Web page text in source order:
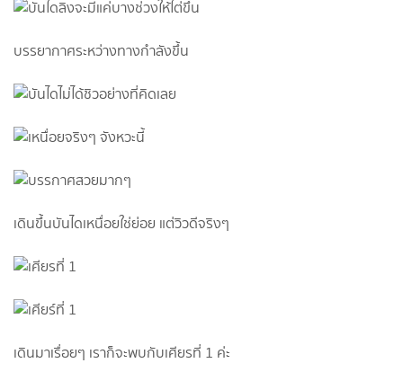
บรรยากาศระหว่างทางกำลังขึ้น
เดินขึ้นบันไดเหนื่อยใช่ย่อย แต่วิวดีจริงๆ
เดินมาเรื่อยๆ เราก็จะพบกับเศียรที่ 1 ค่ะ